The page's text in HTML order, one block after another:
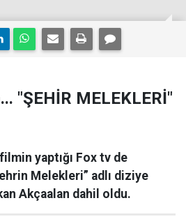
"ŞEHİR MELEKLERİ"
filmin yaptığı Fox tv de
Melekleri” adlı diziye
Akçaalan dahil oldu.